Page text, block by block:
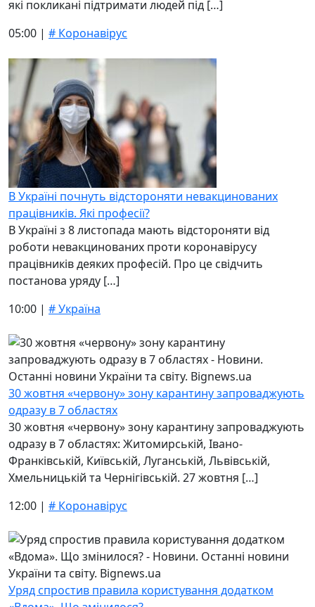
які покликані підтримати людей під […]
05:00 | # Коронавірус
В Україні почнуть відстороняти невакцинованих
працівників. Які професії?
В Україні з 8 листопада мають відстороняти від
роботи невакцинованих проти коронавірусу
працівників деяких професій. Про це свідчить
постанова уряду […]
10:00 | # Україна
30 жовтня «червону» зону карантину запроваджують
одразу в 7 областях
30 жовтня «червону» зону карантину запроваджують
одразу в 7 областях: Житомирській, Івано-
Франківській, Київській, Луганській, Львівській,
Хмельницькій та Чернігівській. 27 жовтня […]
12:00 | # Коронавірус
Уряд спростив правила користування додатком